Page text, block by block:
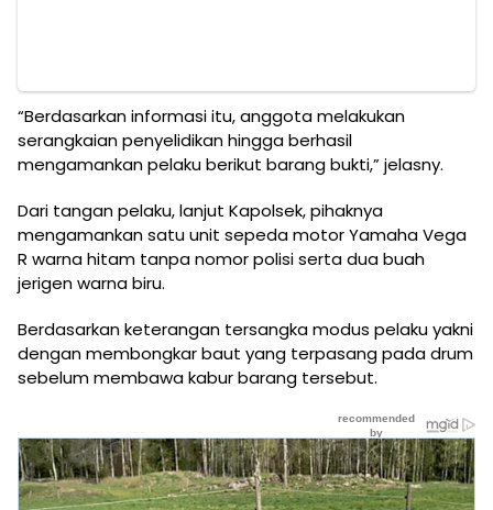
“Berdasarkan informasi itu, anggota melakukan
serangkaian penyelidikan hingga berhasil
mengamankan pelaku berikut barang bukti,” jelasny.
Dari tangan pelaku, lanjut Kapolsek, pihaknya
mengamankan satu unit sepeda motor Yamaha Vega
R warna hitam tanpa nomor polisi serta dua buah
jerigen warna biru.
Berdasarkan keterangan tersangka modus pelaku yakni
dengan membongkar baut yang terpasang pada drum
sebelum membawa kabur barang tersebut.